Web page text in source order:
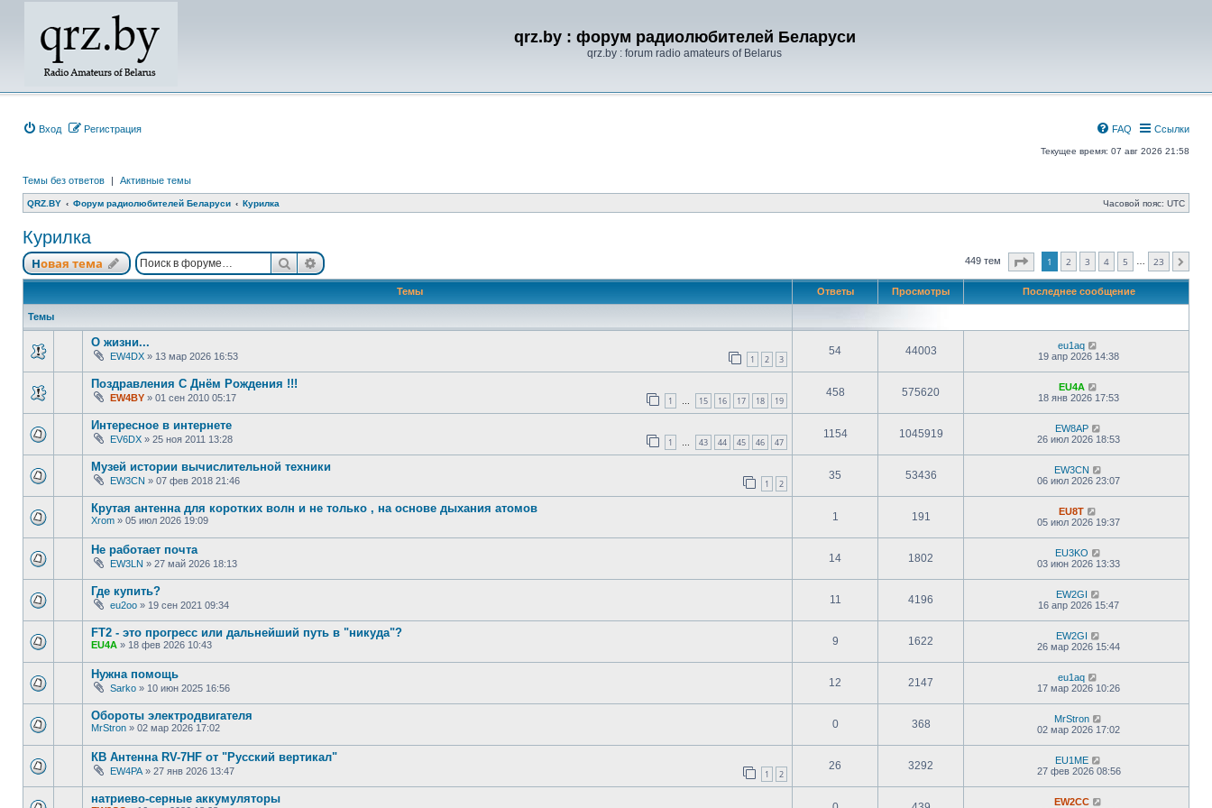
qrz.by : форум радиолюбителей Беларуси
qrz.by : forum radio amateurs of Belarus
Вход Регистрация Ссылки
FAQ
Текущее время: 07 авг 2026 21:58
Темы без ответов | Активные темы
QRZ.BY Форум радиолюбителей Беларуси Курилка Часовой пояс: UTC
Курилка
Новая тема ПоискРасширенный поиск 449 тем Страница из23
1 2 3 4 5 23
Темы Ответы Просмотры Последнее сообщение
Темы
О жизни...
EW4DX » 13 мар 2026 16:53 1 2 3
54 44003
eu1aq
19 апр 2026 14:38
Поздравления С Днём Рождения !!!
EW4BY » 01 сен 2010 05:17 1 … 15 16 17 18 19
458 575620
EU4A
18 янв 2026 17:53
Интересное в интернете
EV6DX » 25 ноя 2011 13:28 1 … 43 44 45 46 47
1154 1045919
EW8AP
26 июл 2026 18:53
Музей истории вычислительной техники
EW3CN » 07 фев 2018 21:46 1 2
35 53436
EW3CN
06 июл 2026 23:07
Крутая антенна для коротких волн и не только , на основе дыхания атомов
Xrom » 05 июл 2026 19:09 1 191
EU8T
05 июл 2026 19:37
Не работает почта
EW3LN » 27 май 2026 18:13 14 1802
EU3KO
03 июн 2026 13:33
Где купить?
eu2oo » 19 сен 2021 09:34 11 4196
EW2GI
16 апр 2026 15:47
FT2 - это прогресс или дальнейший путь в "никуда"?
EU4A » 18 фев 2026 10:43 9 1622
EW2GI
26 мар 2026 15:44
Нужна помощь
Sarko » 10 июн 2025 16:56 12 2147
eu1aq
17 мар 2026 10:26
Обороты электродвигателя
MrStron » 02 мар 2026 17:02 0 368
MrStron
02 мар 2026 17:02
КВ Антенна RV-7HF от "Русский вертикал"
EW4PA » 27 янв 2026 13:47 1 2
26 3292
EU1ME
27 фев 2026 08:56
натриево-серные аккумуляторы
EW2CC